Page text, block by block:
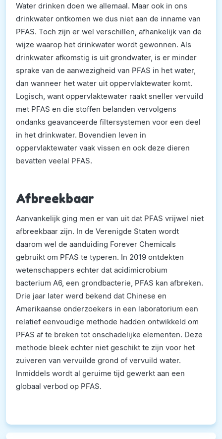
Water drinken doen we allemaal. Maar ook in ons
drinkwater ontkomen we dus niet aan de inname van
PFAS. Toch zijn er wel verschillen, afhankelijk van de
wijze waarop het drinkwater wordt gewonnen. Als
drinkwater afkomstig is uit grondwater, is er minder
sprake van de aanwezigheid van PFAS in het water,
dan wanneer het water uit oppervlaktewater komt.
Logisch, want oppervlaktewater raakt sneller vervuild
met PFAS en die stoffen belanden vervolgens
ondanks geavanceerde filtersystemen voor een deel
in het drinkwater. Bovendien leven in
oppervlaktewater vaak vissen en ook deze dieren
bevatten veelal PFAS.
Afbreekbaar
Aanvankelijk ging men er van uit dat PFAS vrijwel niet
afbreekbaar zijn. In de Verenigde Staten wordt
daarom wel de aanduiding Forever Chemicals
gebruikt om PFAS te typeren. In 2019 ontdekten
wetenschappers echter dat acidimicrobium
bacterium A6, een grondbacterie, PFAS kan afbreken.
Drie jaar later werd bekend dat Chinese en
Amerikaanse onderzoekers in een laboratorium een
relatief eenvoudige methode hadden ontwikkeld om
PFAS af te breken tot onschadelijke elementen. Deze
methode bleek echter niet geschikt te zijn voor het
zuiveren van vervuilde grond of vervuild water.
Inmiddels wordt al geruime tijd gewerkt aan een
globaal verbod op PFAS.